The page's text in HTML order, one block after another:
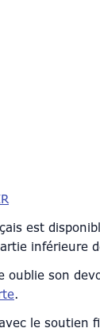
est
inférieure
oublie son
.
le soutien